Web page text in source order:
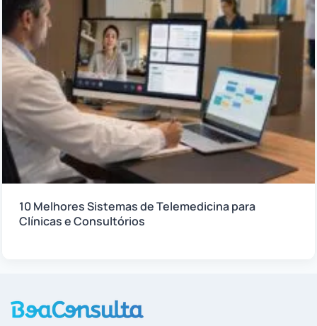
10 Melhores Sistemas de Telemedicina para
Clínicas e Consultórios